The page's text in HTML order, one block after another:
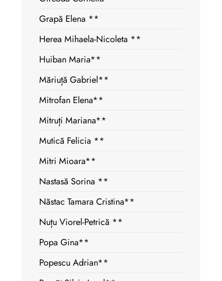
Grapă Elena **
Herea Mihaela-Nicoleta **
Huiban Maria**
Măriuță Gabriel**
Mitrofan Elena**
Mitruți Mariana**
Mutică Felicia **
Mitri Mioara**
Nastasă Sorina **
Năstac Tamara Cristina**
Nuțu Viorel-Petrică **
Popa Gina**
Popescu Adrian**